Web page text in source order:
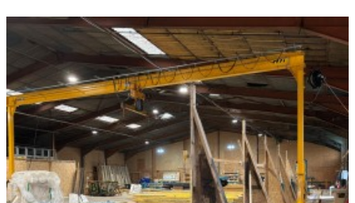
Conception, fabrication et livraison d’un portique motorisé
sur mesure de 1,6 tonne en Isère.